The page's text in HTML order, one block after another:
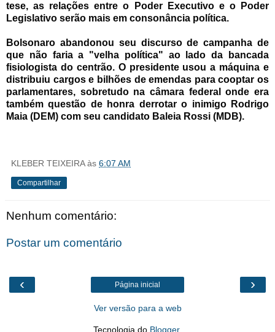
tese, as relações entre o Poder Executivo e o Poder
Legislativo serão mais em consonância política.
Bolsonaro abandonou seu discurso de campanha de
que não faria a "velha política" ao lado da bancada
fisiologista do centrão. O presidente usou a máquina e
distribuiu cargos e bilhões de emendas para cooptar os
parlamentares, sobretudo na câmara federal onde era
também questão de honra derrotar o inimigo Rodrigo
Maia (DEM) com seu candidato Baleia Rossi (MDB).
KLEBER TEIXEIRA às 6:07 AM
Compartilhar
Nenhum comentário:
Postar um comentário
‹ ›
Página inicial
Ver versão para a web
Tecnologia do Blogger.